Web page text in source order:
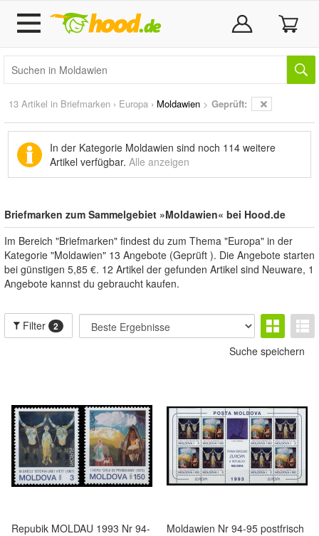
13 Artikel in Briefmarken › Europa › Moldawien > Geprüft:
In der Kategorie Moldawien sind noch 114 weitere
Artikel verfügbar. Alle anzeigen
Briefmarken zum Sammelgebiet »Moldawien« bei Hood.de
Im Bereich "Briefmarken" findest du zum Thema "Europa" in der
Kategorie "Moldawien" 13 Angebote (Geprüft ). Die Angebote starten
bei günstigen 5,85 €. 12 Artikel der gefunden Artikel sind Neuware, 1
Angebote kannst du gebraucht kaufen.
Filter 2
Suche speichern
Repubik MOLDAU 1993 Nr 94-
Moldawien Nr 94-95 postfrisch